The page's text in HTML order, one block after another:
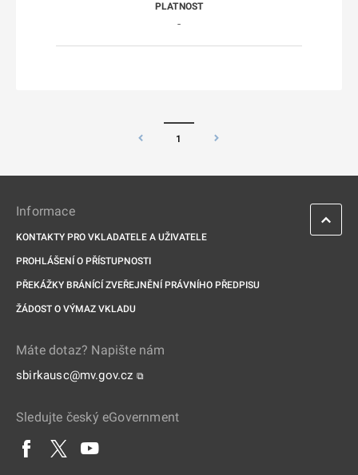
-
1
Informace
KONTAKTY PRO VKLADATELE A UŽIVATELE
PROHLÁŠENÍ O PŘÍSTUPNOSTI
PŘEKÁŽKY BRÁNÍCÍ ZVEŘEJNĚNÍ PRÁVNÍHO PŘEDPISU
ŽÁDOST O VÝMAZ VKLADU
Máte dotaz? Napište nám
sbirkausc@mv.gov.cz ⧉
Sledujte český eGovernment